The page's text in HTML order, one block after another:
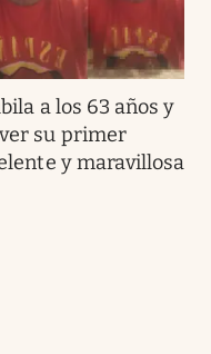
a los 63 años y
su primer
y maravillosa